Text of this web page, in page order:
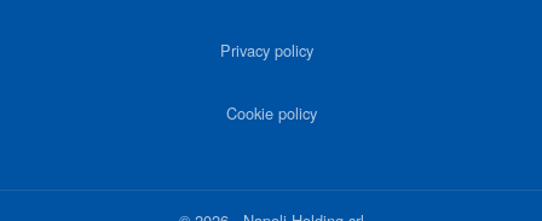
Privacy policy
Cookie policy